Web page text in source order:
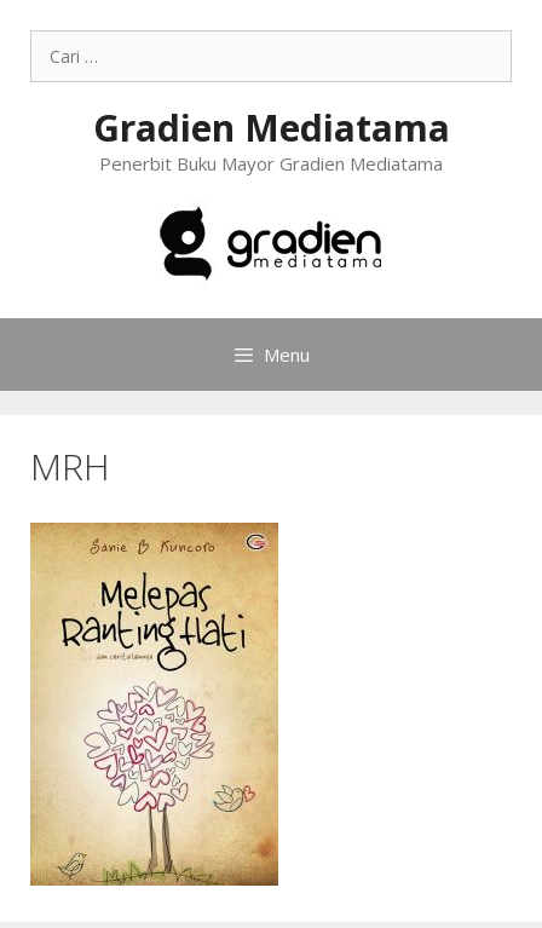
Gradien Mediatama
Penerbit Buku Mayor Gradien Mediatama
Menu
MRH